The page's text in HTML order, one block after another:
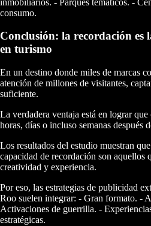
consumo.
Conclusión: la recordación es
en turismo
En un destino donde miles de marcas
atención de millones de visitantes,
suficiente.
La verdadera ventaja está en lograr
horas, días o incluso semanas después
Los resultados del estudio muestran
capacidad de recordación son aquellos
creatividad y experiencia.
Por eso, las estrategias de publicidad
Roo suelen integrar: - Gran formato. -
Activaciones de guerrilla. -
estratégicas.